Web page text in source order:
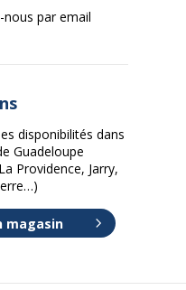
par email
disponibilités dans
Guadeloupe
Providence, Jarry,
magasin